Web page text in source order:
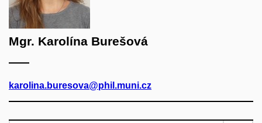
Mgr. Karolína Burešová
karolina.buresova@phil.muni.cz